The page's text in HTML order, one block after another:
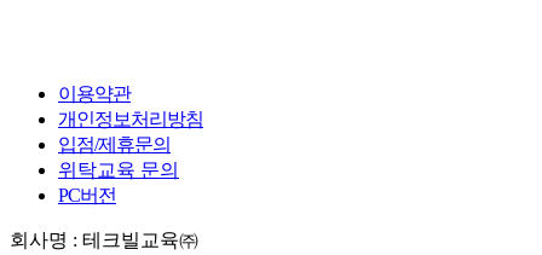
이용약관
개인정보처리방침
입점/제휴문의
위탁교육 문의
PC버전
회사명 : 테크빌교육㈜